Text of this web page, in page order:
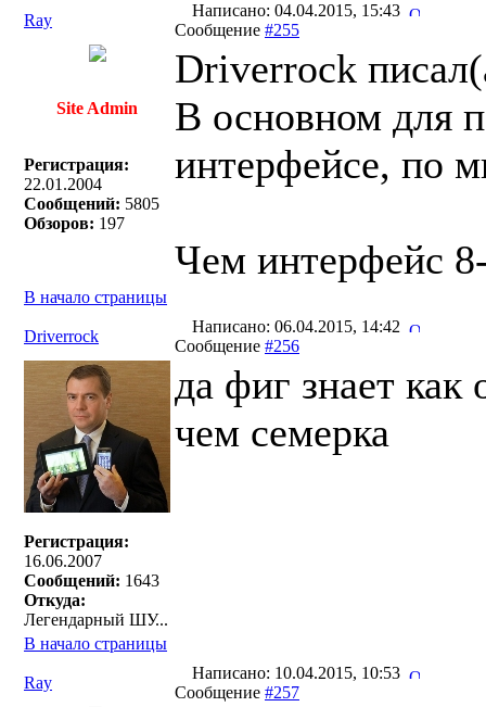
Ray
Написано: 04.04.2015, 15:43
Сообщение #255
Site Admin
Регистрация:
22.01.2004
Сообщений: 5805
Обзоров: 197
Driverrock
В основном для
интерфейсе, по
Чем интерфейс
В начало страницы
Driverrock
Написано: 06.04.2015, 14:42
Сообщение #256
Регистрация:
16.06.2007
Сообщений: 1643
Откуда:
Легендарный ШУ...
да фиг знает как
чем семерка
В начало страницы
Ray
Написано: 10.04.2015, 10:53
Сообщение #257